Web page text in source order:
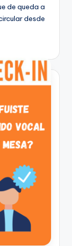
de queda a
desde